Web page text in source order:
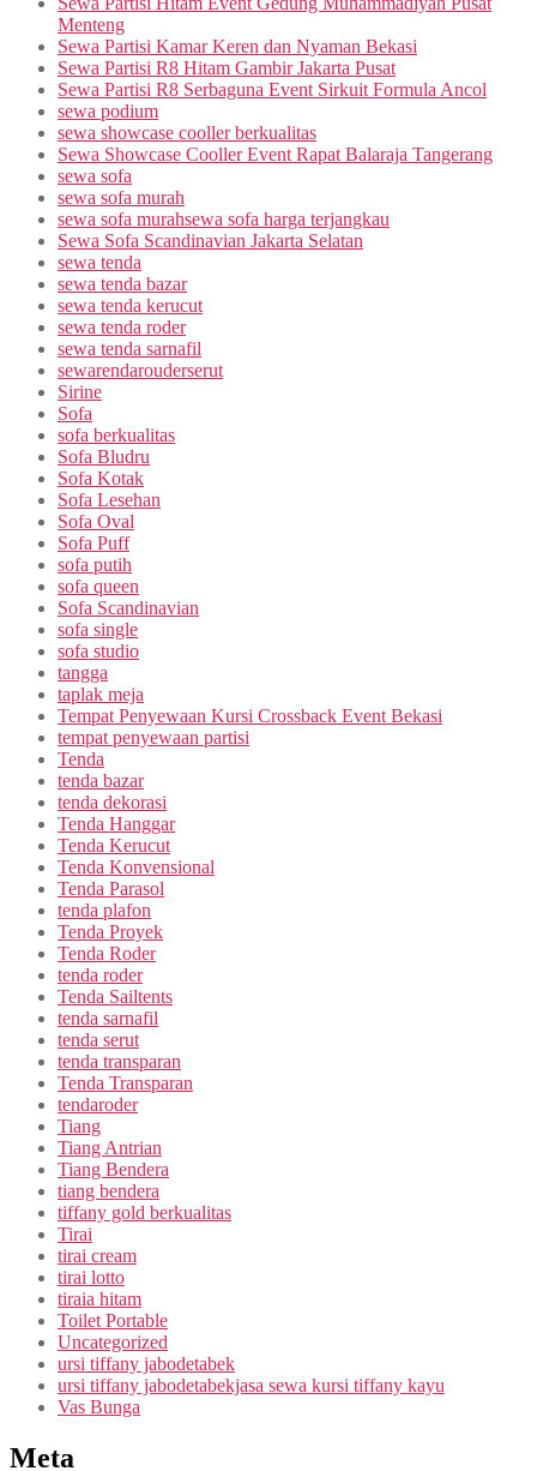
Menteng
Sewa Partisi Kamar Keren dan Nyaman Bekasi
Sewa Partisi R8 Hitam Gambir Jakarta Pusat
Sewa Partisi R8 Serbaguna Event Sirkuit Formula Ancol
sewa podium
sewa showcase cooller berkualitas
Sewa Showcase Cooller Event Rapat Balaraja Tangerang
sewa sofa
sewa sofa murah
sewa sofa murahsewa sofa harga terjangkau
Sewa Sofa Scandinavian Jakarta Selatan
sewa tenda
sewa tenda bazar
sewa tenda kerucut
sewa tenda roder
sewa tenda sarnafil
sewarendarouderserut
Sirine
Sofa
sofa berkualitas
Sofa Bludru
Sofa Kotak
Sofa Lesehan
Sofa Oval
Sofa Puff
sofa putih
sofa queen
Sofa Scandinavian
sofa single
sofa studio
tangga
taplak meja
Tempat Penyewaan Kursi Crossback Event Bekasi
tempat penyewaan partisi
Tenda
tenda bazar
tenda dekorasi
Tenda Hanggar
Tenda Kerucut
Tenda Konvensional
Tenda Parasol
tenda plafon
Tenda Proyek
Tenda Roder
tenda roder
Tenda Sailtents
tenda sarnafil
tenda serut
tenda transparan
Tenda Transparan
tendaroder
Tiang
Tiang Antrian
Tiang Bendera
tiang bendera
tiffany gold berkualitas
Tirai
tirai cream
tirai lotto
tiraia hitam
Toilet Portable
Uncategorized
ursi tiffany jabodetabek
ursi tiffany jabodetabekjasa sewa kursi tiffany kayu
Vas Bunga
Meta